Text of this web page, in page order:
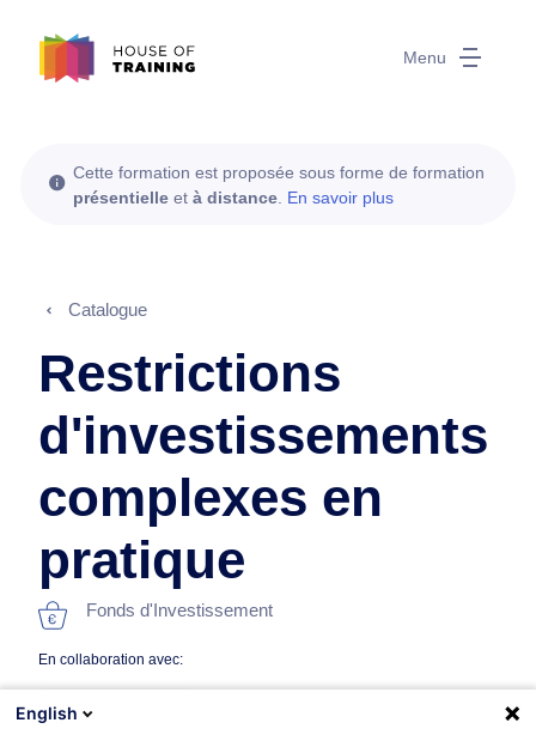
Menu
Cette formation est proposée sous forme de formation
présentielle et à distance En savoir plus
Catalogue
Restrictions
d'investissements
complexes en
pratique
Fonds d'Investissement
En collaboration avec:
English